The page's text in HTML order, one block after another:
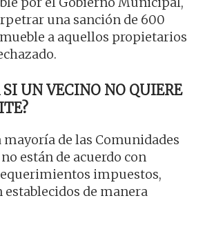
una sanción de 600
a aquellos propietarios
SI UN VECINO NO QUIERE
de las Comunidades
están de acuerdo con
impuestos,
establecidos de manera